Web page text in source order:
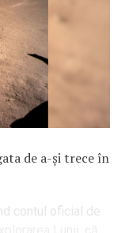
de a-și trece în
contul oficial de